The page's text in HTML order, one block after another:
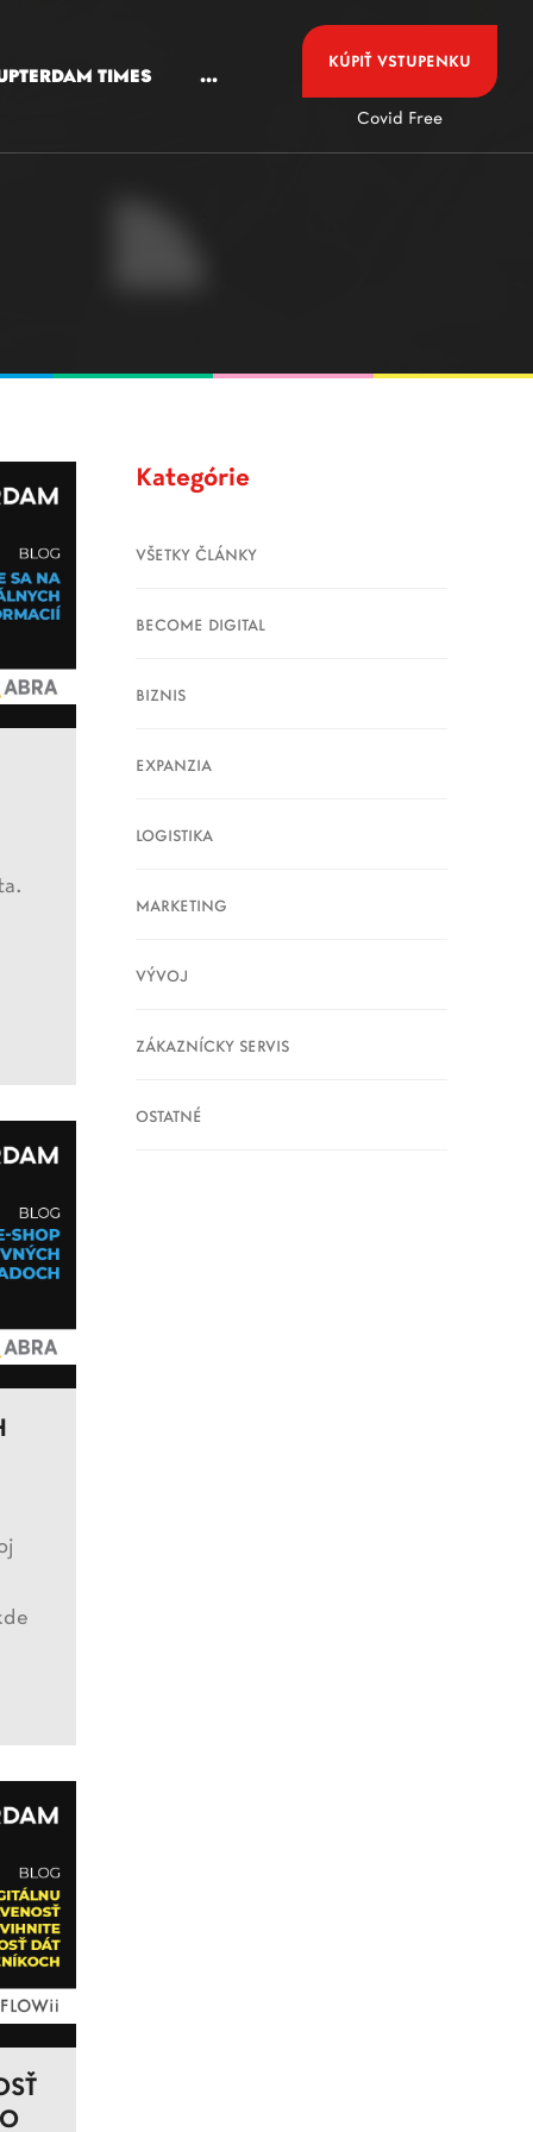
TIMES ...
KÚPIŤ VSTUPENKU
Covid Free
Kategórie
VŠETKY ČLÁNKY
BECOME DIGITAL
BIZNIS
EXPANZIA
LOGISTIKA
MARKETING
VÝVOJ
ZÁKAZNÍCKY SERVIS
OSTATNÉ